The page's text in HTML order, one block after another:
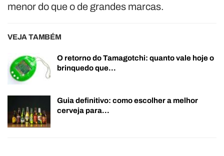
menor do que o de grandes marcas.
VEJA TAMBÉM
O retorno do Tamagotchi: quanto vale hoje o
brinquedo que…
Guia definitivo: como escolher a melhor
cerveja para…